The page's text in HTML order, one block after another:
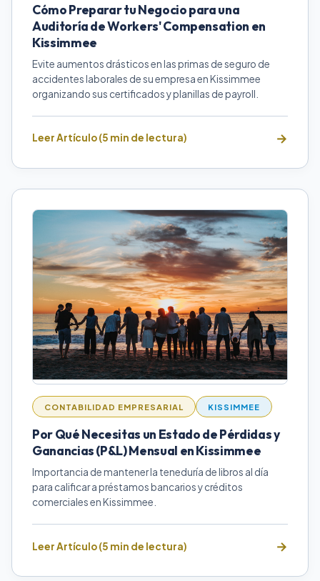
Cómo Preparar tu Negocio para una
Auditoría de Workers' Compensation en
Kissimmee
Evite aumentos drásticos en las primas de seguro de
accidentes laborales de su empresa en Kissimmee
organizando sus certificados y planillas de payroll.
Leer Artículo (5 min de lectura)
CONTABILIDAD EMPRESARIAL KISSIMMEE
Por Qué Necesitas un Estado de Pérdidas y
Ganancias (P&L) Mensual en Kissimmee
Importancia de mantener la teneduría de libros al día
para calificar a préstamos bancarios y créditos
comerciales en Kissimmee.
Leer Artículo (5 min de lectura)